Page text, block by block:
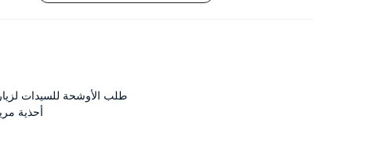
طلب الأوشحة للسيدات
أحذية